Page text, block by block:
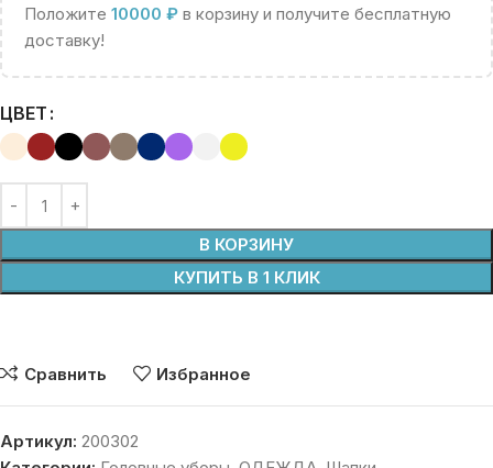
Положите 10000 ₽ в корзину и получите бесплатную
доставку!
ЦВЕТ
В КОРЗИНУ
КУПИТЬ В 1 КЛИК
Сравнить Избранное
Артикул: 200302